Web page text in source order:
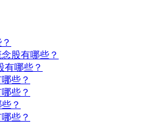
股有哪些？
有哪些？
些？
些？
？
些？